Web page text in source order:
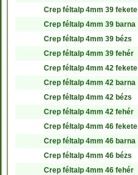
Crep féltalp 4mm 39 fekete
Crep féltalp 4mm 39 barna
Crep féltalp 4mm 39 bézs
Crep féltalp 4mm 39 fehér
Crep féltalp 4mm 42 fekete
Crep féltalp 4mm 42 barna
Crep féltalp 4mm 42 bézs
Crep féltalp 4mm 42 fehér
Crep féltalp 4mm 46 fekete
Crep féltalp 4mm 46 barna
Crep féltalp 4mm 46 bézs
Crep féltalp 4mm 46 fehér